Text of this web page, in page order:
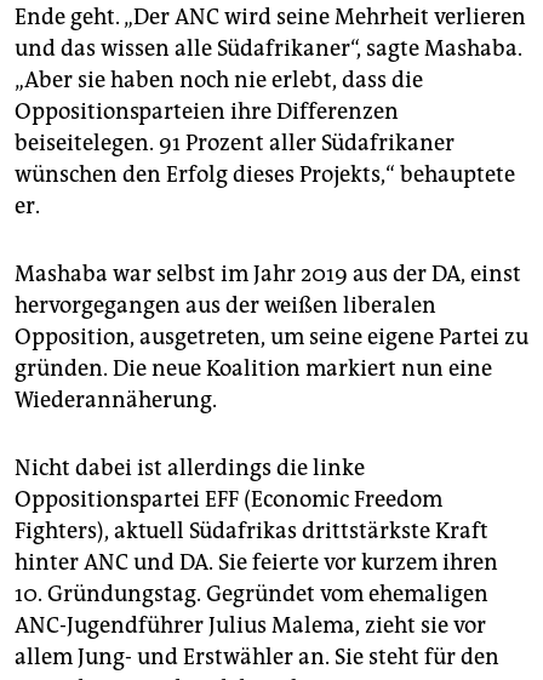
Ende geht. „Der ANC wird seine Mehrheit verlieren
und das wissen alle Südafrikaner“, sagte Mashaba.
„Aber sie haben noch nie erlebt, dass die
Oppositionsparteien ihre Differenzen
beiseitelegen. 91 Prozent aller Südafrikaner
wünschen den Erfolg dieses Projekts,“ behauptete
er.
Mashaba war selbst im Jahr 2019 aus der DA, einst
hervorgegangen aus der weißen liberalen
Opposition, ausgetreten, um seine eigene Partei zu
gründen. Die neue Koalition markiert nun eine
Wiederannäherung.
Nicht dabei ist allerdings die linke
Oppositionspartei EFF (Economic Freedom
Fighters), aktuell Südafrikas drittstärkste Kraft
hinter ANC und DA. Sie feierte vor kurzem ihren
10. Gründungstag. Gegründet vom ehemaligen
ANC-Jugendführer Julius Malema, zieht sie vor
allem Jung- und Erstwähler an. Sie steht für den